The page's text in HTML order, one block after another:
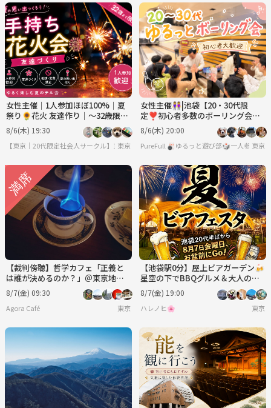
女性主催｜1人参加ほぼ100%｜夏
祭り🌻花火 友達作り｜〜32歳限
定 友達作り
8/6(木) 19:30
【東京｜20代限定社会人サークル】1人参加ほぼ100％｜少人数ゆる交流会
東京
女性主催👭|池袋【20・30代限
定❣️初心者多数のボーリング会】
平日夜に気軽に楽しみましょう♪
8/6(木) 20:00
PureFull 🎳ゆるっと遊び部🎲一人参加で
東京
【裁判傍聴】哲学カフェ「正義と
は誰が決めるのか？」＠東京地方
裁判所
8/7(金) 09:30
Agora Café 東京
【池袋駅0分】屋上ビアガーデン🍻
星空の下でBBQグルメ＆大人の遊
びでワイワイ楽しもう！【20代後
半〜50代前半】
8/7(金) 19:00
ハレノヒ🌸 東京